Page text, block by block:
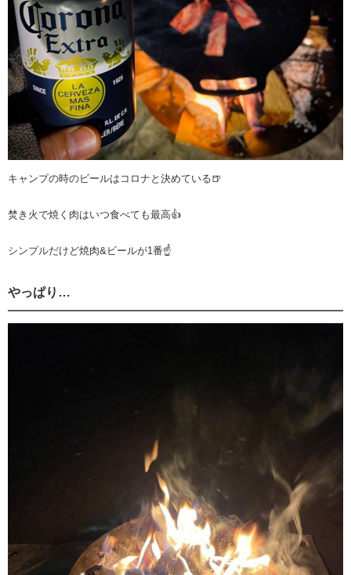
キャンプの時のビールはコロナと決めている🍺
焚き火で焼く肉はいつ食べても最高👍
シンプルだけど焼肉&ビールが1番☝️
やっぱり…